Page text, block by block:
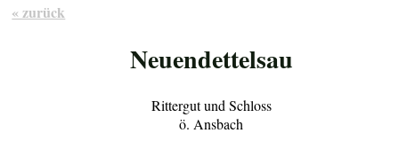
« zurück
Neuendettelsau
Rittergut und Schloss
ö. Ansbach